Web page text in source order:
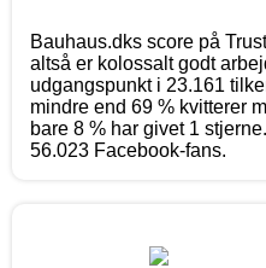
Bauhaus.dks score på
altså er kolossalt godt
udgangspunkt i 23.161
mindre end 69 % kvitterer
bare 8 % har givet 1
56.023 Facebook-fans.